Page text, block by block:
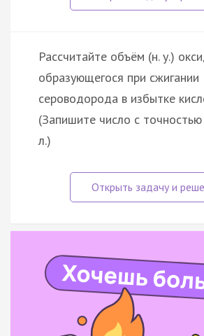
Рассчитайте объём (н. у.)
образующегося при сжигании
сероводорода в избытке
(Запишите число с
л.)